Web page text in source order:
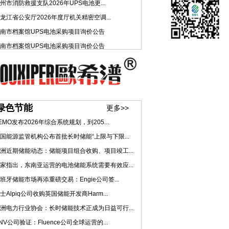
市消防救援支队2026年UPS电池更...
江省公安厅2026年度厅机关精密空调...
市档案馆UPS电池采购项目询价公告
市档案馆UPS电池采购项目询价公告
色节能 更多>>
发布2026年综合系统规划，到205...
能源监管机构公布首批长时储能“上限与下限...
近期储能动态：储能项目组合收购、项目竣工...
指出，东南亚运营的电池储能系统需要有效应...
牙储能市场再添重磅交易：Engie公司签...
Alpiq公司收购英国储能开发商Harm...
电力行业协会：长时储能技术正成为日益可行...
公司验证：Fluence公司全球运营的...